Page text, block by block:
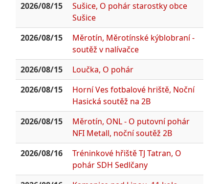
2026/08/15
Sušice, O pohár starostky obce
Sušice
2026/08/15
Měrotín, Měrotínské kýblobraní -
soutěž v nalívačce
2026/08/15
Loučka, O pohár
2026/08/15
Horní Ves fotbalové hriště, Noční
Hasická soutěž na 2B
2026/08/15
Měrotín, ONL - O putovní pohár
NFI Metall, noční soutěž 2B
2026/08/16
Tréninkové hřiště TJ Tatran, O
pohár SDH Sedlčany